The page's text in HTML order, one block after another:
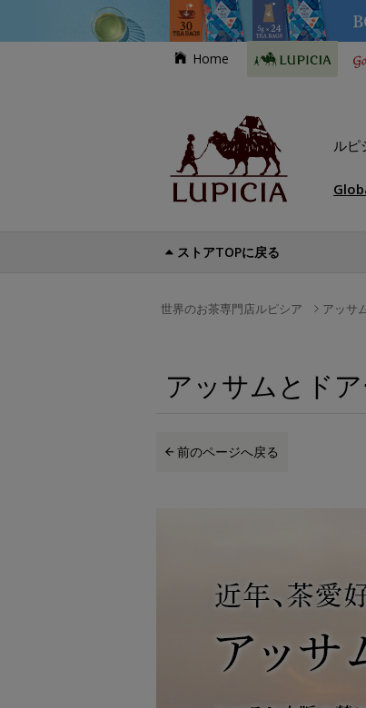
Home
ルピ
ストアTOPに戻る
世界のお茶専門店ルピシア アッサ
アッサムとド
前のページへ戻る